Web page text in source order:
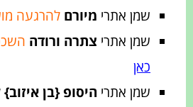
שמן אתרי מיורם להרגעה
שמן אתרי צתרה ורודה
כאן
שמן אתרי היסופ{בן איזוב}